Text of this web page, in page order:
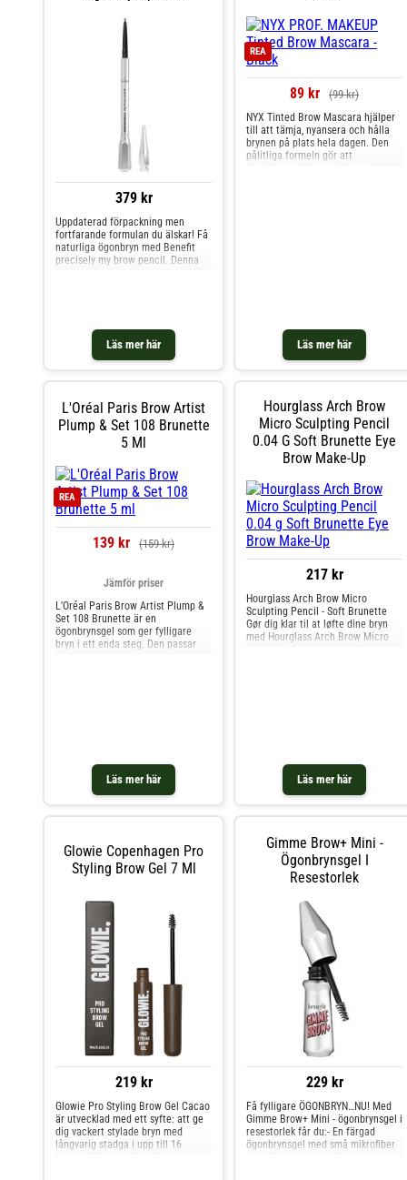
379 kr
Läs mer här
Uppdaterad förpackning men
fortfarande formulan du älskar! Få
naturliga ögonbryn med Benefit
precisely my brow pencil. Denna
hårliknande sträck för fylligare
ögonbryn.- Håller i upp till 12
timmar.- Den smälter fint in med
perfekt för att fylla i hål i glesare
ögonbryn.- Ger med den enkla glide
on-formulan en fin symmetri.För
ännu fylligare bryn, använd Gimme
Brow+ och avsluta med They're
Real! Magnet Mascara för
EXTREMT långa fransar.
REA
89 kr (99 kr)
Läs mer här
NYX Tinted Brow Mascara hjälper
till att tämja, nyansera och hålla
brynen på plats hela dagen. Den
pålitliga formeln gör att
L'Oréal Paris Brow Artist
Plump & Set 108 Brunette
5 Ml
REA
139 kr (159 kr)
Läs mer här
Jämför priser
L'Oréal Paris Brow Artist Plump &
Set 108 Brunette är en
ögonbrynsgel som ger fylligare
bryn i ett enda steg. Den passar
exakt applicering Vattenfast och
smetar inte ut - sitter kvar hela
dagen Brun ton som passar
smetfri, så brynen håller formen
dygnet runt. Vill du köpa
ögonbrynsgel online är 108
bryn i ett steg.
Hourglass Arch Brow
Micro Sculpting Pencil
0.04 G Soft Brunette Eye
Brow Make-Up
217 kr
Läs mer här
Hourglass Arch Brow Micro
Sculpting Pencil - Soft Brunette
Gør dig klar til at løfte dine bryn
med Hourglass Arch Brow Micro
Glowie Copenhagen Pro
Styling Brow Gel 7 Ml
219 kr
Glowie Pro Styling Brow Gel Cacao
är utvecklad med ett syfte: att ge
dig vackert stylade bryn med
långvarig stadga i upp till 16
Gimme Brow+ Mini -
Ögonbrynsgel I
Resestorlek
229 kr
Få fylligare ÖGONBRYN…NU! Med
Gimme Brow+ Mini - ögonbrynsgel i
resestorlek får du:- En färgad
ögonbrynsgel med små mikrofiber